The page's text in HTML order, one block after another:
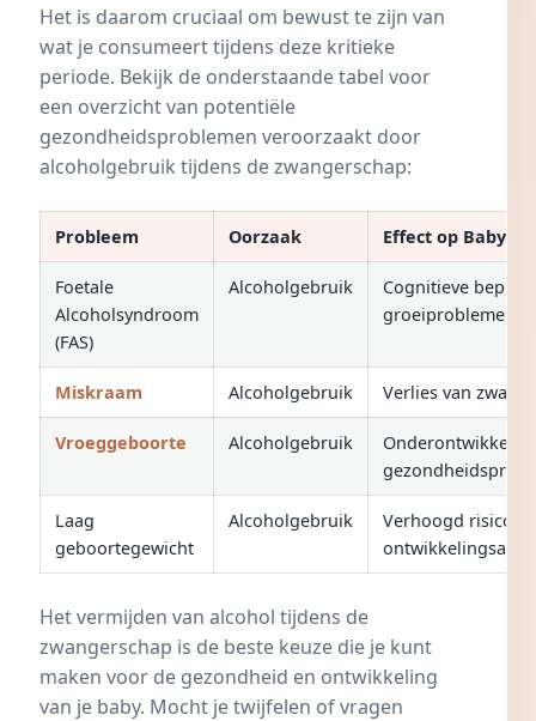
Het is daarom cruciaal om bewust te zijn van
wat je consumeert tijdens deze kritieke
periode. Bekijk de onderstaande tabel voor
een overzicht van potentiële
gezondheidsproblemen veroorzaakt door
alcoholgebruik tijdens de zwangerschap:
Probleem Oorzaak Effect op Baby
Foetale
Alcoholsyndroom
(FAS)
Alcoholgebruik
Cognitieve
groeiproblemen
Miskraam Alcoholgebruik Verlies van
Vroeggeboorte Alcoholgebruik
Laag
geboortegewicht
Alcoholgebruik
Verhoogd risico
Het vermijden van alcohol tijdens de
zwangerschap is de beste keuze die je kunt
maken voor de gezondheid en ontwikkeling
van je baby. Mocht je twijfelen of vragen